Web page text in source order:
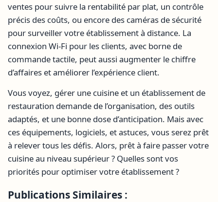
ventes pour suivre la rentabilité par plat, un contrôle
précis des coûts, ou encore des caméras de sécurité
pour surveiller votre établissement à distance. La
connexion Wi-Fi pour les clients, avec borne de
commande tactile, peut aussi augmenter le chiffre
d’affaires et améliorer l’expérience client.
Vous voyez, gérer une cuisine et un établissement de
restauration demande de l’organisation, des outils
adaptés, et une bonne dose d’anticipation. Mais avec
ces équipements, logiciels, et astuces, vous serez prêt
à relever tous les défis. Alors, prêt à faire passer votre
cuisine au niveau supérieur ? Quelles sont vos
priorités pour optimiser votre établissement ?
Publications Similaires :